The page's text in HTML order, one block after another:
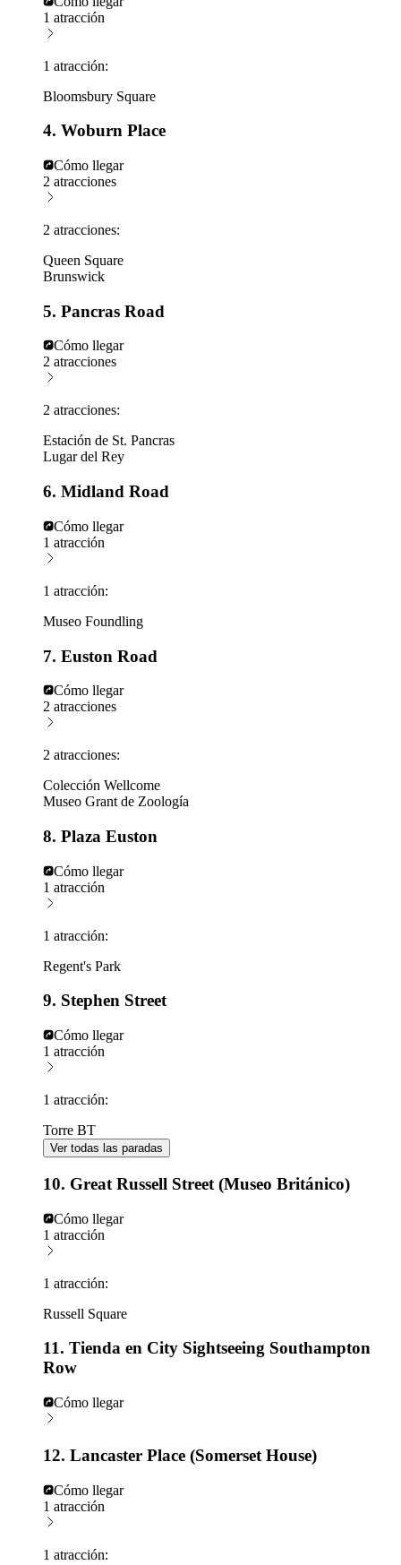
1 atracción
1 atracción:
Bloomsbury Square
4. Woburn Place
Cómo llegar
2 atracciones
2 atracciones:
Queen Square
Brunswick
5. Pancras Road
Cómo llegar
2 atracciones
2 atracciones:
Estación de St. Pancras
Lugar del Rey
6. Midland Road
Cómo llegar
1 atracción
1 atracción:
Museo Foundling
7. Euston Road
Cómo llegar
2 atracciones
2 atracciones:
Colección Wellcome
Museo Grant de Zoología
8. Plaza Euston
Cómo llegar
1 atracción
1 atracción:
Regent's Park
9. Stephen Street
Cómo llegar
1 atracción
1 atracción:
Torre BT
Ver todas las paradas
10. Great Russell Street (Museo Británico)
Cómo llegar
1 atracción
1 atracción:
Russell Square
11. Tienda en City Sightseeing Southampton
Row
Cómo llegar
12. Lancaster Place (Somerset House)
Cómo llegar
1 atracción
1 atracción: